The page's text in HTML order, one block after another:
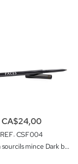
REF: CSF004
Traceur à sourcils mince Dark brown
CA$24,00